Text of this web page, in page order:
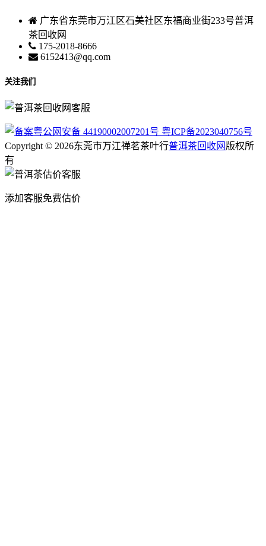
广东省东莞市万江区石美社区东福商业街233号普洱
茶回收网
175-2018-8666
6152413@qq.com
关注我们
粤公网安备 44190002007201号 粤ICP备2023040756号
Copyright © 2026东莞市万江禅茗茶叶行普洱茶回收网 版权所
有
添加客服免费估价